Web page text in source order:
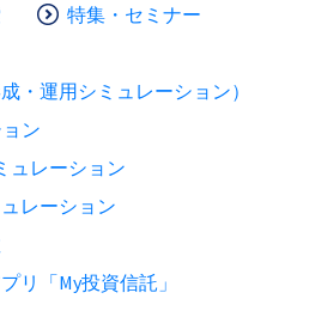
特集・セミナー
・運用シミュレーション）
ン
ュレーション
レーション
リ「My投資信託」